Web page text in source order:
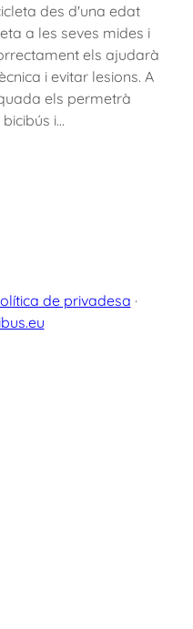
des d'una edat
a les seves mides i
els ajudarà
i evitar lesions. A
els permetrà
i…
de privadesa ·